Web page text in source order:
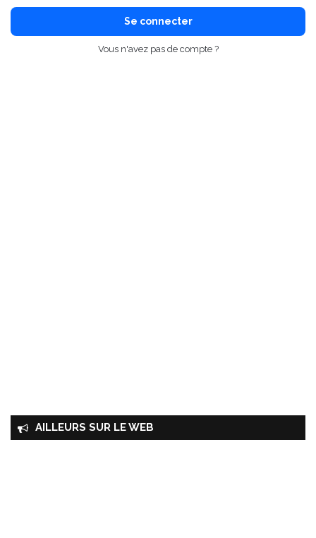
Se connecter
Vous n'avez pas de compte ?
AILLEURS SUR LE WEB